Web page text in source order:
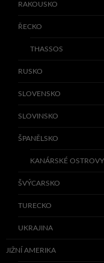
RAKOUSKO
ŘECKO
THASSOS
RUSKO
SLOVENSKO
SLOVINSKO
ŠPANĚLSKO
KANÁRSKÉ OSTROVY
ŠVÝCARSKO
TURECKO
UKRAJINA
JIŽNÍ AMERIKA